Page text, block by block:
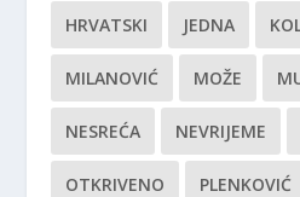
HRVATSKI JEDNA
MILANOVIĆ MOŽE
NESREĆA NEVRIJEME
OTKRIVENO PLENKOVIĆ